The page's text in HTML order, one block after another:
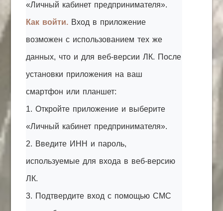
«Личный кабинет предпринимателя».
Как войти. Вход в приложение
возможен с использованием тех же
данных, что и для веб-версии ЛК. После
установки приложения на ваш
смартфон или планшет:
1. Откройте приложение и выберите
«Личный кабинет предпринимателя».
2. Введите ИНН и пароль,
используемые для входа в веб-версию
ЛК.
3. Подтвердите вход с помощью СМС